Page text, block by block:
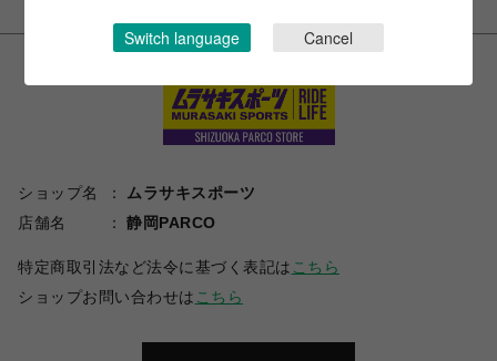
ショップ名
ムラサキスポーツ
店舗名
静岡PARCO
特定商取引法など法令に基づく表記は こちら
ショップお問い合わせは こちら
Switch language Cancel